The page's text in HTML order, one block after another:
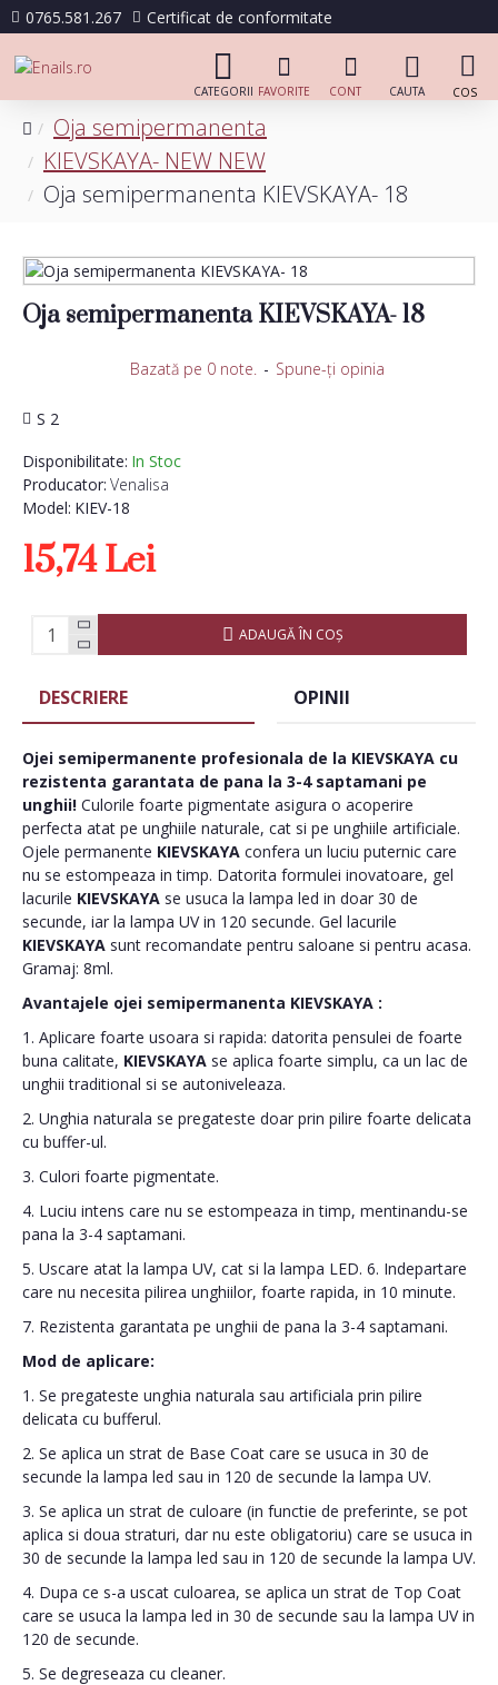
0765.581.267 Certificat de conformitate
Oja semipermanenta
KIEVSKAYA- NEW NEW
Oja semipermanenta KIEVSKAYA- 18
Oja semipermanenta KIEVSKAYA- 18
Disponibilitate: In Stoc
Producator: Venalisa
Model: KIEV-18
S 2
Bazată pe 0 note. - Spune-ţi opinia
15,74 Lei
ADAUGĂ ÎN COŞ
DESCRIERE OPINII
Ojei semipermanente profesionala de la KIEVSKAYA cu
rezistenta garantata de pana la 3-4 saptamani pe
unghii! Culorile foarte pigmentate asigura o acoperire
perfecta atat pe unghiile naturale, cat si pe unghiile artificiale.
Ojele permanente KIEVSKAYA confera un luciu puternic care
nu se estompeaza in timp. Datorita formulei inovatoare, gel
lacurile KIEVSKAYA se usuca la lampa led in doar 30 de
secunde, iar la lampa UV in 120 secunde. Gel lacurile
KIEVSKAYA sunt recomandate pentru saloane si pentru acasa.
Gramaj: 8ml.
Avantajele ojei semipermanenta KIEVSKAYA :
1. Aplicare foarte usoara si rapida: datorita pensulei de foarte
buna calitate, KIEVSKAYA se aplica foarte simplu, ca un lac de
unghii traditional si se autoniveleaza.
2. Unghia naturala se pregateste doar prin pilire foarte delicata
cu buffer-ul.
3. Culori foarte pigmentate.
4. Luciu intens care nu se estompeaza in timp, mentinandu-se
pana la 3-4 saptamani.
5. Uscare atat la lampa UV, cat si la lampa LED. 6. Indepartare
care nu necesita pilirea unghiilor, foarte rapida, in 10 minute.
7. Rezistenta garantata pe unghii de pana la 3-4 saptamani.
Mod de aplicare:
1. Se pregateste unghia naturala sau artificiala prin pilire
delicata cu bufferul.
2. Se aplica un strat de Base Coat care se usuca in 30 de
secunde la lampa led sau in 120 de secunde la lampa UV.
3. Se aplica un strat de culoare (in functie de preferinte, se pot
aplica si doua straturi, dar nu este obligatoriu) care se usuca in
30 de secunde la lampa led sau in 120 de secunde la lampa UV.
4. Dupa ce s-a uscat culoarea, se aplica un strat de Top Coat
care se usuca la lampa led in 30 de secunde sau la lampa UV in
120 de secunde.
5. Se degreseaza cu cleaner.